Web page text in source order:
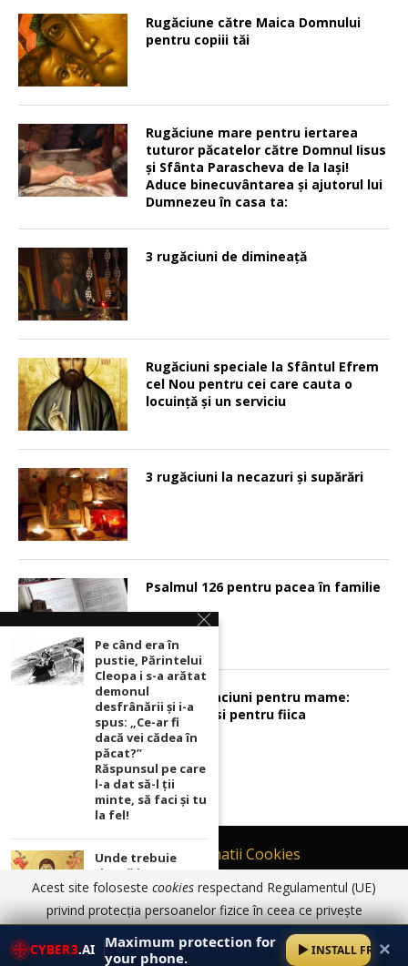
Rugăciune către Maica Domnului
pentru copiii tăi
Rugăciune mare pentru iertarea
tuturor păcatelor către Domnul Iisus
şi Sfânta Parascheva de la Iaşi!
Aduce binecuvântarea şi ajutorul lui
Dumnezeu în casa ta:
3 rugăciuni de dimineață
Rugăciuni speciale la Sfântul Efrem
cel Nou pentru cei care cauta o
locuinţă şi un serviciu
3 rugăciuni la necazuri și supărări
Psalmul 126 pentru pacea în familie
Sunt 2 rugaciuni pentru mame:
pentru fiu si pentru fiica
Contact
Informatii Cookies
Politică de Confidențialitate
TERMENI SI CONDITII DE UTILIZARE
© 2017 - 2026 Ortodoxia | Termeni și condiții de utilizare | Informatii
Cookies | Politică de Confidențialitate
CYBER3.AI Maximum protection for
your phone.
INSTALL FREE✕
Pe când era în
pustie, Părintelui
Cleopa i s-a arătat
demonul
desfrânării şi i-a
spus: „Ce-ar fi
dacă vei cădea în
păcat?”
Răspunsul pe care
l-a dat să-l ții
minte, să faci și tu
la fel!
Unde trebuie
ținută icoana cu
Maica Domnului
pentru ca
rugăciunile
noastre să prindă
putere
Acest site foloseste cookies respectand Regulamentul (UE)
privind protecția persoanelor fizice în ceea ce privește
prelucrarea datelor cu caracter personal și privind libera
circulație a acestor date.
Detalii aici